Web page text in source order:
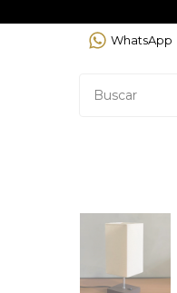
WhatsApp